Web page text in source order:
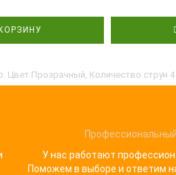
Цвет Прозрачный, Количество струн
У нас работают
Поможем в выборе и ответим